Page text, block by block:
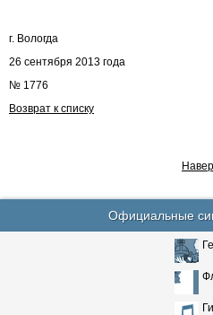
г. Вологда
26 сентября 2013 года
№ 1776
Возврат к списку
Официальные